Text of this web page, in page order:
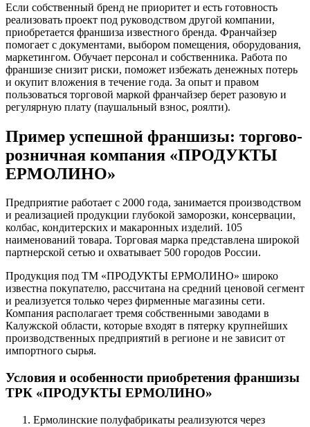
Если собственный бренд не приоритет и есть готовность
реализовать проект под руководством другой компании,
приобретается франшиза известного бренда. Франчайзер
помогает с документами, выбором помещения, оборудования,
маркетингом. Обучает персонал и собственника. Работа по
франшизе снизит риски, поможет избежать денежных потерь
и окупит вложения в течение года. За опыт и правом
пользоваться торговой маркой франчайзер берет разовую и
регулярную плату (паушальный взнос, роялти).
Пример успешной франшизы: торгово-
розничная компания «ПРОДУКТЫ
ЕРМОЛИНО»
Предприятие работает с 2000 года, занимается производством
и реализацией продукции глубокой заморозки, консервации,
колбас, кондитерских и макаронных изделий. 105
наименований товара. Торговая марка представлена широкой
партнерской сетью и охватывает 500 городов России.
Продукция под ТМ «ПРОДУКТЫ ЕРМОЛИНО» широко
известна покупателю, рассчитана на средний ценовой сегмент
и реализуется только через фирменные магазины сети.
Компания располагает тремя собственными заводами в
Калужской области, которые входят в пятерку крупнейших
производственных предприятий в регионе и не зависит от
импортного сырья.
Условия и особенности приобретения франшизы
ТРК «ПРОДУКТЫ ЕРМОЛИНО»
Ермолинские полуфабрикаты реализуются через